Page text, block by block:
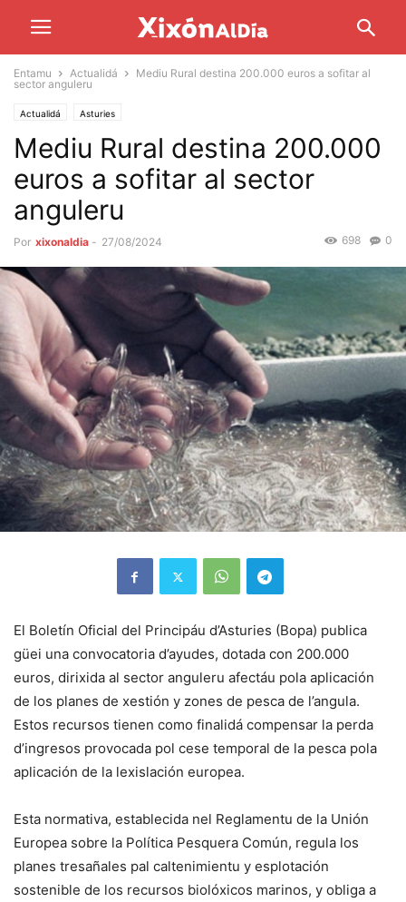
Entamu Actualidá
Mediu Rural destina 200.000 euros a sofitar al
sector anguleru
Actualidá Asturies
Mediu Rural destina 200.000
euros a sofitar al sector
anguleru
Por xixonaldia - 27/08/2024 0
698
El Boletín Oficial del Principáu d’Asturies (Bopa) publica
güei una convocatoria d’ayudes, dotada con 200.000
euros, dirixida al sector anguleru afectáu pola aplicación
de los planes de xestión y zones de pesca de l’angula.
Estos recursos tienen como finalidá compensar la perda
d’ingresos provocada pol cese temporal de la pesca pola
aplicación de la lexislación europea.
Esta normativa, establecida nel Reglamentu de la Unión
Europea sobre la Política Pesquera Común, regula los
planes tresañales pal caltenimientu y esplotación
sostenible de los recursos biolóxicos marinos, y obliga a